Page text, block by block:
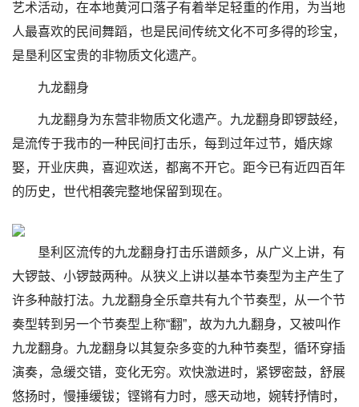
艺术活动，在本地黄河口落子有着举足轻重的作用，为当地
人最喜欢的民间舞蹈，也是民间传统文化不可多得的珍宝，
是垦利区宝贵的非物质文化遗产。
九龙翻身
九龙翻身为东营非物质文化遗产。九龙翻身即锣鼓经，
是流传于我市的一种民间打击乐，每到过年过节，婚庆嫁
娶，开业庆典，喜迎欢送，都离不开它。距今已有近四百年
的历史，世代相袭完整地保留到现在。
垦利区流传的九龙翻身打击乐谱颇多，从广义上讲，有
大锣鼓、小锣鼓两种。从狭义上讲以基本节奏型为主产生了
许多种敲打法。九龙翻身全乐章共有九个节奏型，从一个节
奏型转到另一个节奏型上称“翻”，故为九九翻身，又被叫作
九龙翻身。九龙翻身以其复杂多变的九种节奏型，循环穿插
演奏，急缓交错，变化无穷。欢快激进时，紧锣密鼓，舒展
悠扬时，慢捶缓钹；铿锵有力时，感天动地，婉转抒情时，